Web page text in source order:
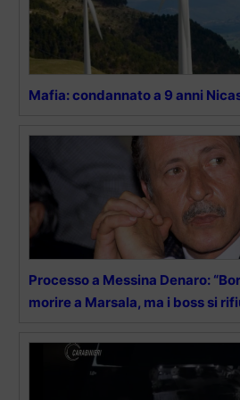
Mafia: condannato a 9 anni
Processo a Messina Denaro:
morire a Marsala, ma i boss si